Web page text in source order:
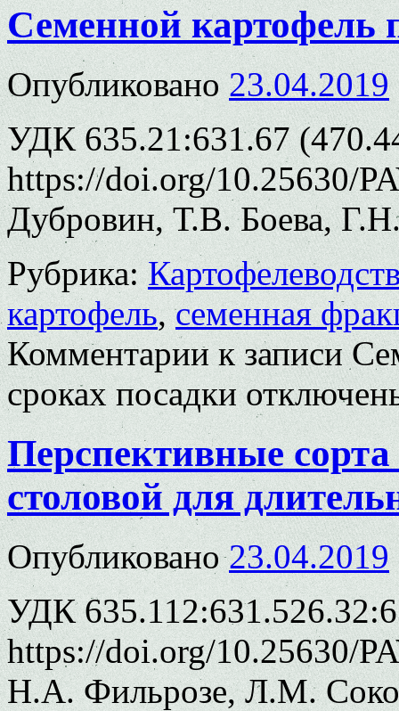
Семенной картофель
Опубликовано 23.04.2019
УДК 635.21:631.67
https://doi.org/10.25630/
Дубровин, Т.В. Боева,
Рубрика:
картофель,семенная
Комментариик записи
сроках посадки
Перспективные
столовой для
Опубликовано 23.04.2019
УДК
https://doi.org/10.25630/
Н.А. Фильрозе, Л.М.